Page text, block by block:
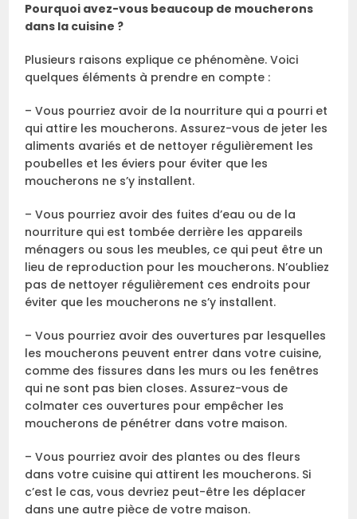
Pourquoi avez-vous beaucoup de moucherons
dans la cuisine ?
Plusieurs raisons explique ce phénomène. Voici
quelques éléments à prendre en compte :
– Vous pourriez avoir de la nourriture qui a pourri et
qui attire les moucherons. Assurez-vous de jeter les
aliments avariés et de nettoyer régulièrement les
poubelles et les éviers pour éviter que les
moucherons ne s’y installent.
– Vous pourriez avoir des fuites d’eau ou de la
nourriture qui est tombée derrière les appareils
ménagers ou sous les meubles, ce qui peut être un
lieu de reproduction pour les moucherons. N’oubliez
pas de nettoyer régulièrement ces endroits pour
éviter que les moucherons ne s’y installent.
– Vous pourriez avoir des ouvertures par lesquelles
les moucherons peuvent entrer dans votre cuisine,
comme des fissures dans les murs ou les fenêtres
qui ne sont pas bien closes. Assurez-vous de
colmater ces ouvertures pour empêcher les
moucherons de pénétrer dans votre maison.
– Vous pourriez avoir des plantes ou des fleurs
dans votre cuisine qui attirent les moucherons. Si
c’est le cas, vous devriez peut-être les déplacer
dans une autre pièce de votre maison.